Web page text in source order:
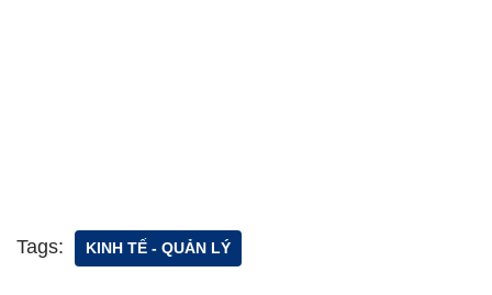
Tags: KINH TẾ - QUẢN LÝ